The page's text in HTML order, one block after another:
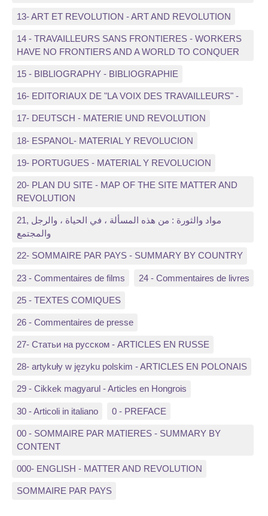
13- ART ET REVOLUTION - ART AND REVOLUTION
14 - TRAVAILLEURS SANS FRONTIERES - WORKERS
HAVE NO FRONTIERS AND A WORLD TO CONQUER
15 - BIBLIOGRAPHY - BIBLIOGRAPHIE
16- EDITORIAUX DE "LA VOIX DES TRAVAILLEURS" -
17- DEUTSCH - MATERIE UND REVOLUTION
18- ESPANOL- MATERIAL Y REVOLUCION
19- PORTUGUES - MATERIAL Y REVOLUCION
20- PLAN DU SITE - MAP OF THE SITE MATTER AND
REVOLUTION
21, مواد والثورة : من هذه المسألة ، في الحياة ، والرجل
والمجتمع
22- SOMMAIRE PAR PAYS - SUMMARY BY COUNTRY
23 - Commentaires de films 24 - Commentaires de livres
25 - TEXTES COMIQUES
26 - Commentaires de presse
27- Статьи на русском - ARTICLES EN RUSSE
28- artykuły w języku polskim - ARTICLES EN POLONAIS
29 - Cikkek magyarul - Articles en Hongrois
30 - Articoli in italiano 0 - PREFACE
00 - SOMMAIRE PAR MATIERES - SUMMARY BY
CONTENT
000- ENGLISH - MATTER AND REVOLUTION
SOMMAIRE PAR PAYS